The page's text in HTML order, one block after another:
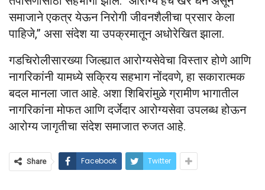
समाजाने एकत्र येऊन निरोगी जीवनशैलीचा प्रसार केला
पाहिजे,” असा संदेश या उपक्रमातून अधोरेखित झाला.
गडचिरोलीसारख्या जिल्ह्यात आरोग्यसेवेचा विस्तार होणे आणि
नागरिकांनी यामध्ये सक्रिय सहभाग नोंदवणे, हा सकारात्मक
बदल मानला जात आहे. अशा शिबिरांमुळे ग्रामीण भागातील
नागरिकांना मोफत आणि दर्जेदार आरोग्यसेवा उपलब्ध होऊन
आरोग्य जागृतीचा संदेश समाजात रुजत आहे.
Share Facebook Twitter